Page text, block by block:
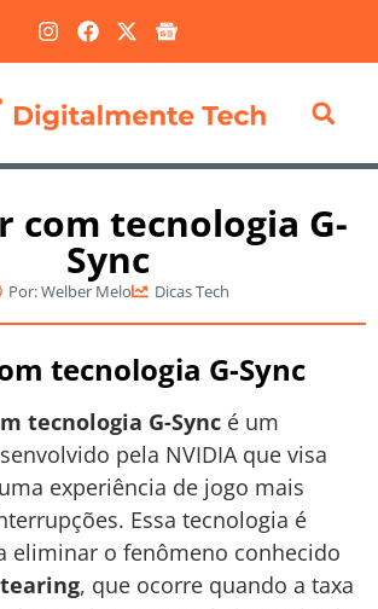
com tecnologia G-
Sync
Por:Welber Melo Dicas Tech
tecnologia G-Sync
tecnologia G-Sync é um
pela NVIDIA que visa
experiência de jogo mais
Essa tecnologia é
eliminar o fenômeno conhecido
, que ocorre quando a taxa